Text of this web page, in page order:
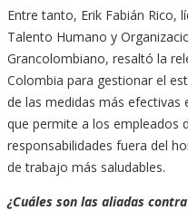
Entre tanto, Erik Fabián Rico,
Talento Humano y
Grancolombiano, resaltó la
Colombia para gestionar el
de las medidas más efectivas
que permite a los empleados
responsabilidades fuera del
de trabajo más saludables.
¿Cuáles son las aliadas